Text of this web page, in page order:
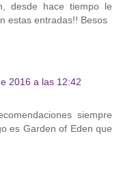
desde hace tiempo le
estas entradas!! Besos
2016 a las 12:42
siempre
es Garden of Eden que